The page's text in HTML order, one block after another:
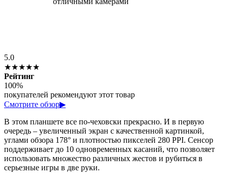
5.0
★★★★★
Рейтинг
100%
покупателей рекомендуют этот товар
Смотрите обзор▶
В этом планшете все по-чеховски прекрасно. И в первую
очередь – увеличенный экран с качественной картинкой,
углами обзора 178° и плотностью пикселей 280 PPI. Сенсор
поддерживает до 10 одновременных касаний, что позволяет
использовать множество различных жестов и рубиться в
серьезные игры в две руки.